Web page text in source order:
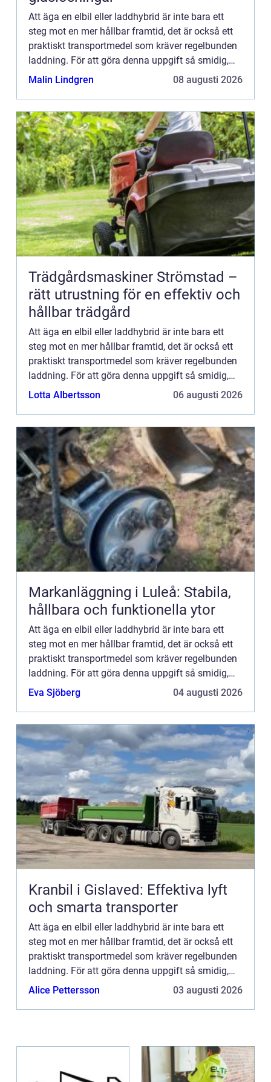
Att äga en elbil eller laddhybrid är inte bara ett
steg mot en mer hållbar framtid, det är också ett
praktiskt transportmedel som kräver regelbunden
laddning. För att göra denna uppgift så smidig,
snabb...
Malin Lindgren 08 augusti 2026
Trädgårdsmaskiner Strömstad –
rätt utrustning för en effektiv och
hållbar trädgård
Att äga en elbil eller laddhybrid är inte bara ett
steg mot en mer hållbar framtid, det är också ett
praktiskt transportmedel som kräver regelbunden
laddning. För att göra denna uppgift så smidig,
snabb...
Lotta Albertsson 06 augusti 2026
Markanläggning i Luleå: Stabila,
hållbara och funktionella ytor
Att äga en elbil eller laddhybrid är inte bara ett
steg mot en mer hållbar framtid, det är också ett
praktiskt transportmedel som kräver regelbunden
laddning. För att göra denna uppgift så smidig,
snabb...
Eva Sjöberg 04 augusti 2026
Kranbil i Gislaved: Effektiva lyft
och smarta transporter
Att äga en elbil eller laddhybrid är inte bara ett
steg mot en mer hållbar framtid, det är också ett
praktiskt transportmedel som kräver regelbunden
laddning. För att göra denna uppgift så smidig,
snabb...
Alice Pettersson 03 augusti 2026